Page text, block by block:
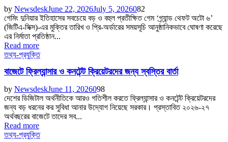
by NewsdeskJune 22, 2026July 5, 2026082
গেমিং দুনিয়ার ইতিহাসের সবচেয়ে বড় ও বহুল প্রতীক্ষিত গেম ‘গ্র্যান্ড থেফট অটো ৬’
(জিটিএ-সিক্স)-এর মুক্তির তারিখ ও প্রি-অর্ডারের সময়সূচি আনুষ্ঠানিকভাবে ঘোষণা করেছে
এর নির্মাতা প্রতিষ্ঠান...
Read more
তথ্য-প্রযুক্তি
বাজেটে ফ্রিল্যান্সার ও কনটেন্ট ক্রিয়েটরদের জন্য স্বস্তির বার্তা
by NewsdeskJune 11, 2026098
দেশের ডিজিটাল অর্থনীতিকে আরও গতিশীল করতে ফ্রিল্যান্সার ও কনটেন্ট ক্রিয়েটরদের
জন্য বড় ধরনের কর সুবিধা আনার উদ্যোগ নিয়েছে সরকার। প্রস্তাবিত ২০২৬-২৭
অর্থবছরের বাজেটে তাদের সব...
Read more
তথ্য-প্রযুক্তি